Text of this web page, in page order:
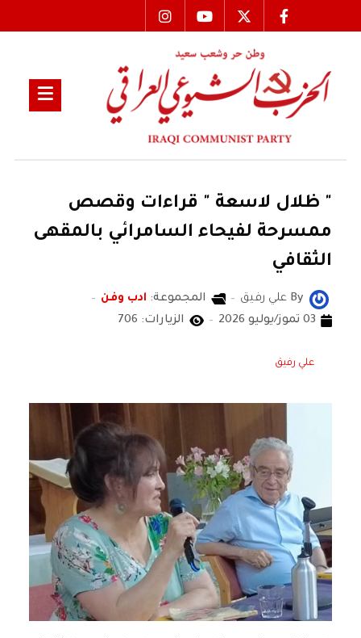
" ظلال لاسعة " قراءات وقصص
ممسرحة لفيحاء السامرائي بالمقهى
الثقافي
By علي رفيق المجموعة: ادب وفن
03 تموز/يوليو 2026
الزيارات: 706
علي رفيق